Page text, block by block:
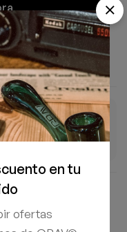
ENVÍO GRATIS
+$1,500 MXN
En tu pedido
protegida
en tu
ofertas